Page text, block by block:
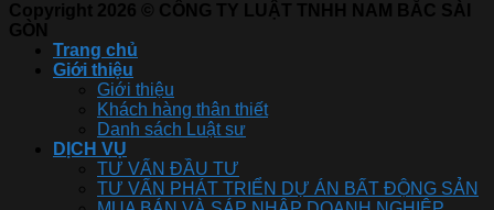
Copyright 2026 © CÔNG TY LUẬT TNHH NAM BẮC SÀI
GÒN
Trang chủ
Giới thiệu
Giới thiệu
Khách hàng thân thiết
Danh sách Luật sư
DỊCH VỤ
TƯ VẤN ĐẦU TƯ
TƯ VẤN PHÁT TRIỂN DỰ ÁN BẤT ĐỘNG SẢN